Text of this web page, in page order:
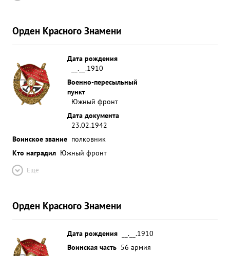
Орден Красного Знамени
Дата рождения
__.__.1910
Военно-пересыльный
пункт
Южный фронт
Дата документа
23.02.1942
Воинское звание полковник
Кто наградил Южный фронт
Ещё
Орден Красного Знамени
Дата рождения
__.__.1910
Воинская часть 56 армия